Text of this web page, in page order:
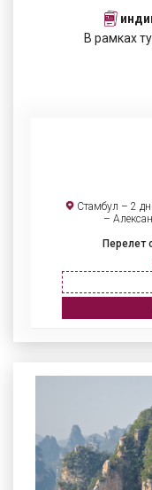
В рамках
Стамбул – 2
–
Перелет